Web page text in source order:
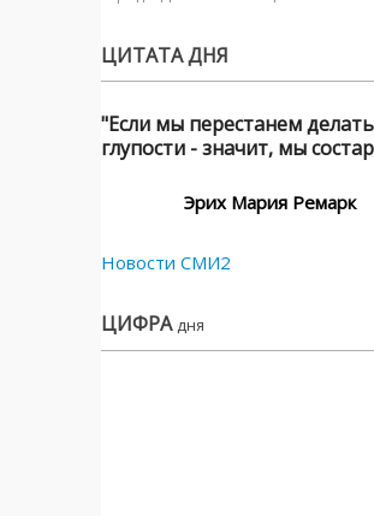
ЦИТАТА ДНЯ
"Если мы перестанем делать
глупости - значит, мы
Эрих Мария Ремарк
Новости СМИ2
ЦИФРА дня